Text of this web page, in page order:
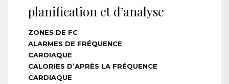
planification et d’analyse
ZONES DE FC
ALARMES DE FRÉQUENCE
CARDIAQUE
CALORIES D’APRÈS LA FRÉQUENCE
CARDIAQUE